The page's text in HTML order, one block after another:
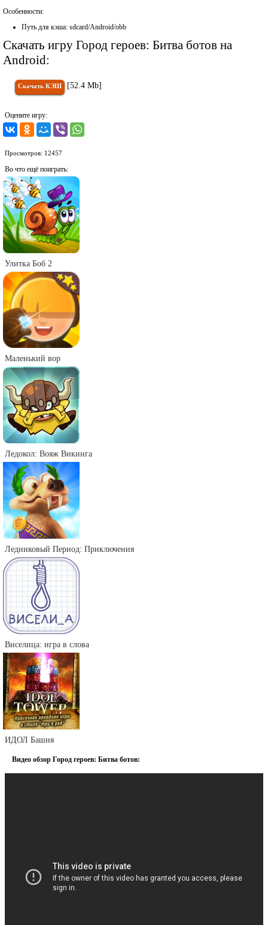
Особенности:
Путь для кэша: sdcard/Android/obb
Скачать игру Город героев: Битва ботов на
Android:
Скачать КЭШ [52.4 Mb]
Оцените игру:
Просмотров: 12457
Во что ещё поиграть:
Улитка Боб 2
Маленький вор
Ледокол: Вояж Викинга
Ледниковый Период: Приключения
Виселица: игра в слова
ИДОЛ Башня
Видео обзор Город героев: Битва ботов: